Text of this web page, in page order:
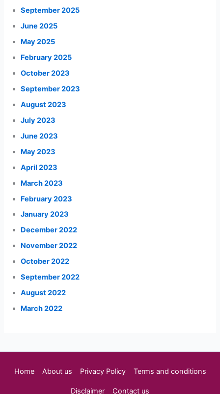
September 2025
June 2025
May 2025
February 2025
October 2023
September 2023
August 2023
July 2023
June 2023
May 2023
April 2023
March 2023
February 2023
January 2023
December 2022
November 2022
October 2022
September 2022
August 2022
March 2022
Home About us Privacy Policy Terms and conditions
Disclaimer Contact us